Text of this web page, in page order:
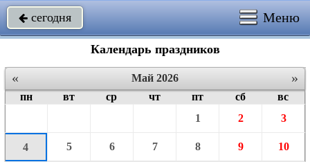
 сегодня Меню
Календарь праздников
« »
Май 2026
пн
вт ср чт пт сб
вс
1
2 3
4 5 6 7 8 9 10